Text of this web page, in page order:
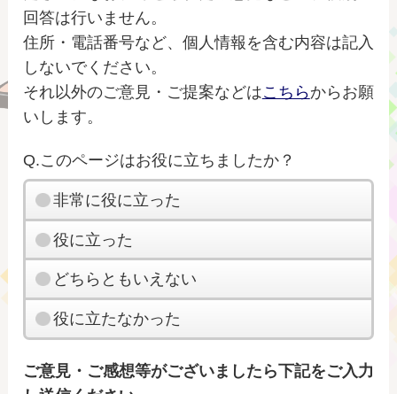
回答は行いません。
住所・電話番号など、個人情報を含む内容は記入
しないでください。
それ以外のご意見・ご提案などはこちらからお願
いします。
Q.このページはお役に立ちましたか？
非常に役に立った
役に立った
どちらともいえない
役に立たなかった
ご意見・ご感想等がございましたら下記をご入力